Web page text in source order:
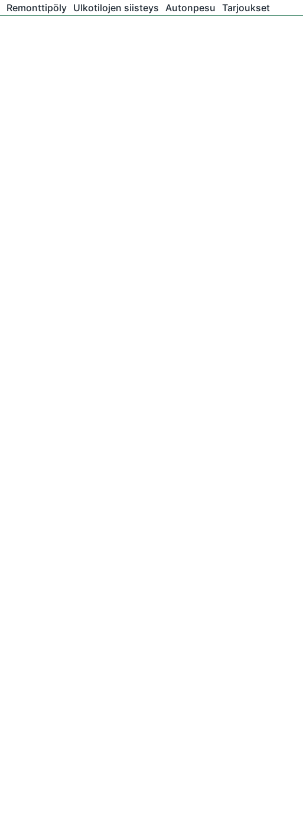
Remonttipöly Ulkotilojen siisteys Autonpesu Tarjoukset